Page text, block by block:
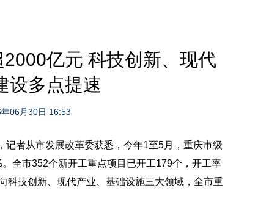
亿元 科技创新、现代
设多点提速
06月30日 16:53
者从市发展改革委获悉，今年1至5月，重庆市级
全市352个新开工重点项目已开工179个，开工率
科技创新、现代产业、基础设施三大领域，全市重